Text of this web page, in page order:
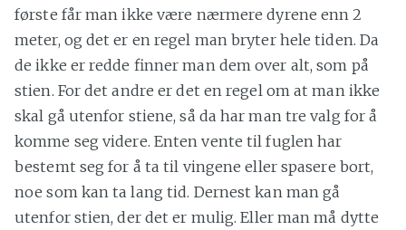
første får man ikke være nærmere dyrene enn 2
meter, og det er en regel man bryter hele tiden. Da
de ikke er redde finner man dem over alt, som på
stien. For det andre er det en regel om at man ikke
skal gå utenfor stiene, så da har man tre valg for å
komme seg videre. Enten vente til fuglen har
bestemt seg for å ta til vingene eller spasere bort,
noe som kan ta lang tid. Dernest kan man gå
utenfor stien, der det er mulig. Eller man må dytte